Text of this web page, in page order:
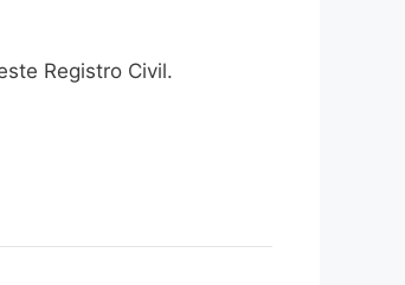
Registro Civil.​